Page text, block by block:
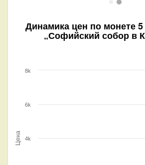
Динамика цен по монете
„Софийский собор в
Цена 4k
6k
8k